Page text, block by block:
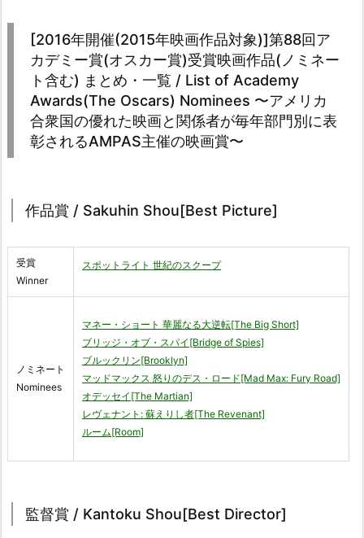
[2016年開催(2015年映画作品対象)]第88回ア
カデミー賞(オスカー賞)受賞映画作品(ノミネー
ト含む) まとめ・一覧 / List of Academy
Awards(The Oscars) Nominees 〜アメリカ
合衆国の優れた映画と関係者が毎年部門別に表
彰されるAMPAS主催の映画賞〜
作品賞 / Sakuhin Shou[Best Picture]
受賞
Winner
スポットライト 世紀のスクープ
ノミネート
Nominees
マネー・ショート 華麗なる大逆転[The Big Short]
ブリッジ・オブ・スパイ[Bridge of Spies]
ブルックリン[Brooklyn]
マッドマックス 怒りのデス・ロード[Mad Max: Fury Road]
オデッセイ[The Martian]
レヴェナント: 蘇えりし者[The Revenant]
ルーム[Room]
監督賞 / Kantoku Shou[Best Director]